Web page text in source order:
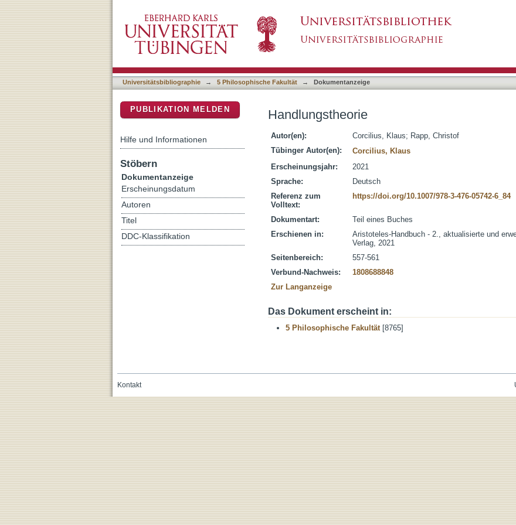
Universitätsbibliographie → 5 Philosophische Fakultät → Dokumentanzeige
Handlungstheorie
Autor(en): Corcilius, Klaus; Rapp, Christof
Tübinger Autor(en):
Corcilius, Klaus
Erscheinungsjahr:
2021
Sprache:
Deutsch
Referenz zum
Volltext:
https://doi.org/10.1007/978-3-476-05742-6_84
Dokumentart:
Teil eines Buches
Erschienen in:
Aristoteles-Handbuch - 2., aktualisierte und
Verlag, 2021
Seitenbereich:
557-561
Verbund-Nachweis:
1808688848
Zur Langanzeige
Das Dokument erscheint in:
5 Philosophische Fakultät[8765]
PUBLIKATION MELDEN
Hilfe und Informationen
Stöbern
Dokumentanzeige
Erscheinungsdatum
Autoren
Titel
DDC-Klassifikation
Kontakt